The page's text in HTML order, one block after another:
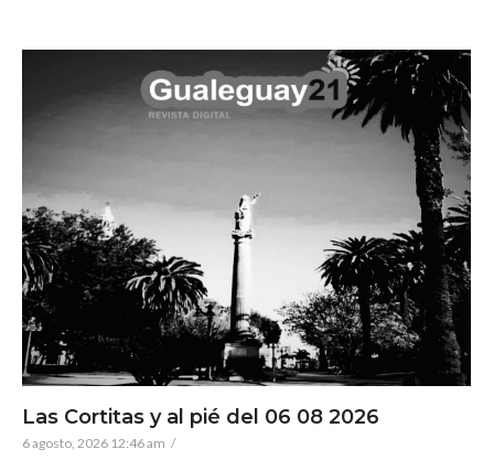
Las Cortitas y al pié del 06 08 2026
6 agosto, 2026 12:46 am /